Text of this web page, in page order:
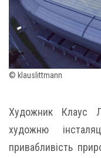
© klauslittmann
Художник Клаус
художню
привабливість